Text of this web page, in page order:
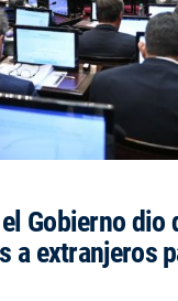
Gobierno dio
a extranjeros